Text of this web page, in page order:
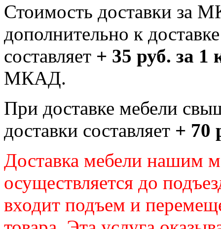
Стоимость доставки за
дополнительно к
составляет + 35 руб. за 1
МКАД.
При доставке мебели
доставки составляет + 70
Доставка мебели нашим
осуществляется до
входит подъем и